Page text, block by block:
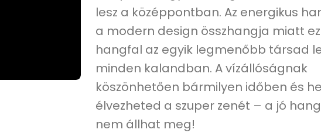
lesz a középpontban. Az energikus
a modern design összhangja miatt
hangfal az egyik legmenőbb társad
minden kalandban. A vízállóságnak
köszönhetően bármilyen időben és
élvezheted a szuper zenét – a jó
nem állhat meg!